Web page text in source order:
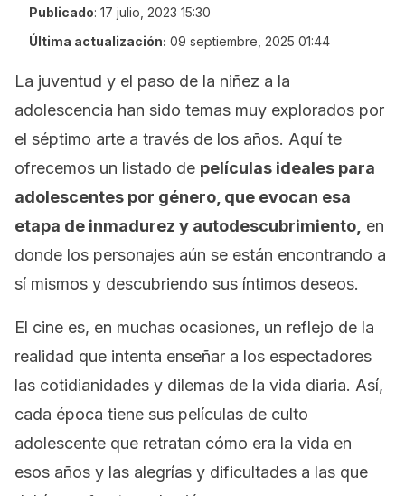
Publicado: 17 julio, 2023 15:30
Última actualización: 09 septiembre, 2025 01:44
La juventud y el paso de la niñez a la
adolescencia han sido temas muy explorados por
el séptimo arte a través de los años. Aquí te
ofrecemos un listado de películas ideales para
adolescentes por género, que evocan esa
etapa de inmadurez y autodescubrimiento, en
donde los personajes aún se están encontrando a
sí mismos y descubriendo sus íntimos deseos.
El cine es, en muchas ocasiones, un reflejo de la
realidad que intenta enseñar a los espectadores
las cotidianidades y dilemas de la vida diaria. Así,
cada época tiene sus películas de culto
adolescente que retratan cómo era la vida en
esos años y las alegrías y dificultades a las que